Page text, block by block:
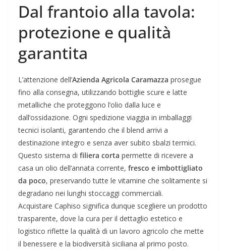
Dal frantoio alla tavola:
protezione e qualità
garantita
L’attenzione dell’Azienda Agricola Caramazza prosegue
fino alla consegna, utilizzando bottiglie scure e latte
metalliche che proteggono l’olio dalla luce e
dall’ossidazione. Ogni spedizione viaggia in imballaggi
tecnici isolanti, garantendo che il blend arrivi a
destinazione integro e senza aver subito sbalzi termici.
Questo sistema di filiera corta permette di ricevere a
casa un olio dell’annata corrente, fresco e imbottigliato
da poco, preservando tutte le vitamine che solitamente si
degradano nei lunghi stoccaggi commerciali.
Acquistare Caphiso significa dunque scegliere un prodotto
trasparente, dove la cura per il dettaglio estetico e
logistico riflette la qualità di un lavoro agricolo che mette
il benessere e la biodiversità siciliana al primo posto.